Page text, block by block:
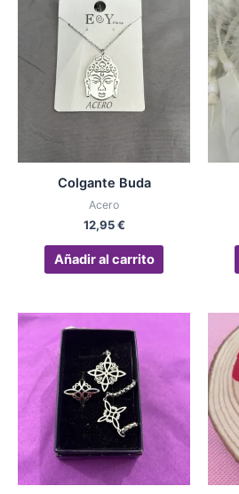
Colgante Buda
Acero
12,95€
Añadir al carrito